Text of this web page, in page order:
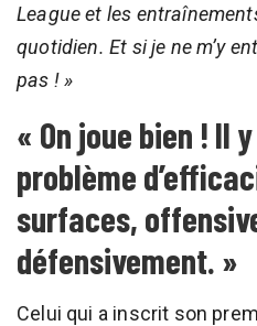
League et les
quotidien. Et si je ne m’y
pas ! »
« On joue bien ! Il
problème
surfaces,
défensivement. »
Celui qui a inscrit son